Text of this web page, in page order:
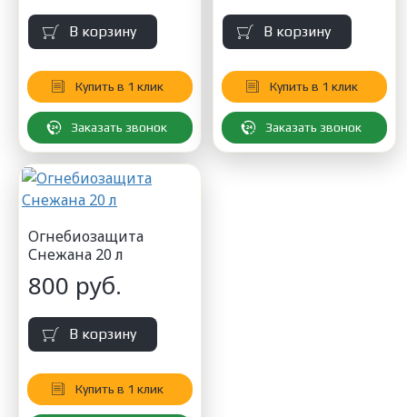
В корзину
Купить в 1 клик
Заказать звонок
В корзину
Купить в 1 клик
Заказать звонок
Огнебиозащита
Снежана 20 л
800 руб.
В корзину
Купить в 1 клик